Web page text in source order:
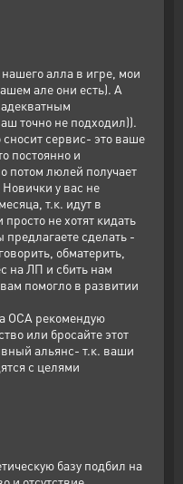
нашего алла в игре, мои
але они есть). А
точно не подходил)).
сервис- это ваше
постоянно и
потом люлей получает
у вас не
т.к. идут в
просто не хотят кидать
предлагаете сделать -
обматерить,
на ЛП и сбить нам
помогло в развитии
ОСА рекомендую
или бросайте этот
альянс- т.к. ваши
с целями
базу подбил на